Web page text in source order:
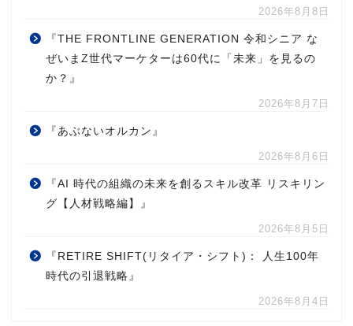
2026年8月8日
『THE FRONTLINE GENERATION 令和シニア な
ぜいまZ世代マーケターは60代に「未来」を見るの
か？』
2026年8月7日
『あぶないオルカン』
2026年8月6日
『AI 時代の組織の未来を創るスキル改革 リスキリン
グ【人材戦略編】』
2026年8月5日
『RETIRE SHIFT(リタイア・シフト)： 人生100年
時代の引退戦略』
2026年8月4日